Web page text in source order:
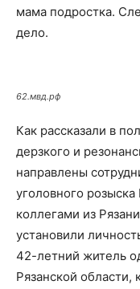
мама подростка.
дело.
62.мвд.рф
Как рассказали в
дерзкого и
направлены
уголовного
коллегами из
установили
42-летний житель
Рязанской